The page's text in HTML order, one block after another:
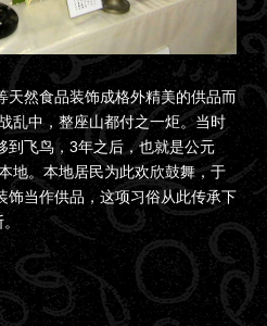
天然食品装饰成格外精美的供品而
乱中，整座山都付之一炬。当时
到飞鸟，3年之后，也就是公元
地。本地居民为此欢欣鼓舞，于
饰当作供品，这项习俗从此传承下